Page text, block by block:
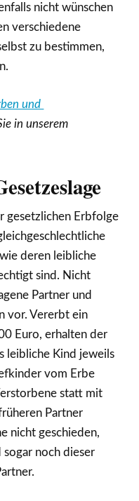
nicht wünschen
verschiedene
zu bestimmen,
und
in unserem
gesetzlichen Erbfolge
deren leibliche
sind. Nicht
Partner und
vor. Vererbt ein
Euro, erhalten der
leibliche Kind jeweils
vom Erbe
statt mit
Partner
nicht geschieden,
noch dieser